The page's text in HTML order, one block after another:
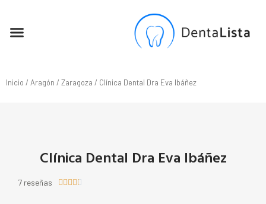
Inicio / Aragón / Zaragoza / Clínica Dental Dra Eva Ibáñez
Clínica Dental Dra Eva Ibáñez
7 reseñas     